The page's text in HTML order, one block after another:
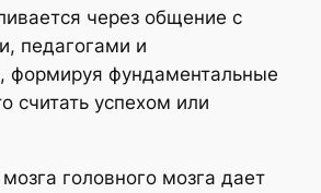
через общение с
педагогами и
формируя фундаментальные
считать успехом или
головного мозга дает